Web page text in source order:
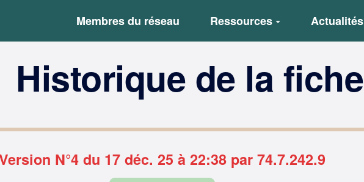
Membres du réseau Ressources Actualités
Historique de la fiche
N°4 du 17 déc. 25 à 22:38 par 74.7.242.9